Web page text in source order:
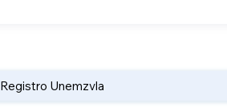
Registro Unemzvla